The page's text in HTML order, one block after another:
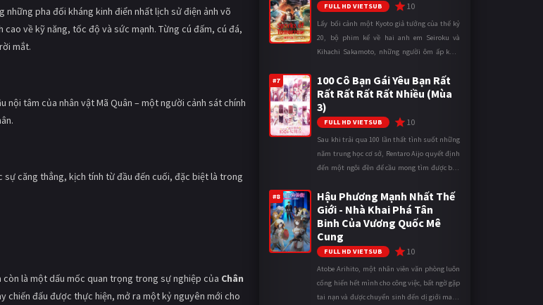
pha đối kháng kinh điển nhất lịch sử điện ảnh võ
về kỹ năng, tốc độ và sức mạnh. Từng cú đấm, cú đá,
mắt.
nội tâm của nhân vật Mã Quân – một người cảnh sát chính
sự căng thẳng, kịch tính từ đầu đến cuối, đặc biệt là trong
là một dấu mốc quan trọng trong sự nghiệp của Chân
chiến đấu được thực hiện, mở ra một kỷ nguyên mới cho
FULL HD VIETSUB 10
Lấy bối cảnh một Kyoto giả tưởng của thế kỷ
20, bộ phim kể về hai anh em Seiroku và
Kihachi Sakamoto, những người ôm ấp khát
thông qua cuốn Danh mục Điện th ...
#7
100 Cô Bạn Gái Yêu Bạn Rất
Rất Rất Rất Rất Nhiều (Mùa
3)
FULL HD VIETSUB 10
Sau khi trải qua 100 lần thất tình suốt những
năm trung học cơ sở, Rentaro Aijo quyết định
đến một ngôi đền để cầu mong tìm được bạn
cậu được Thần Tình Y ...
#8
Hậu Phương Mạnh Nhất Thế
Giới - Nhà Khai Phá Tân
Binh Của Vương Quốc Mê
Cung
FULL HD VIETSUB 10
Atobe Arihito, một nhân viên văn phòng luôn
cống hiến hết mình cho công việc, bất ngờ gặp
tai nạn và được chuyển sinh đến dị giới mang